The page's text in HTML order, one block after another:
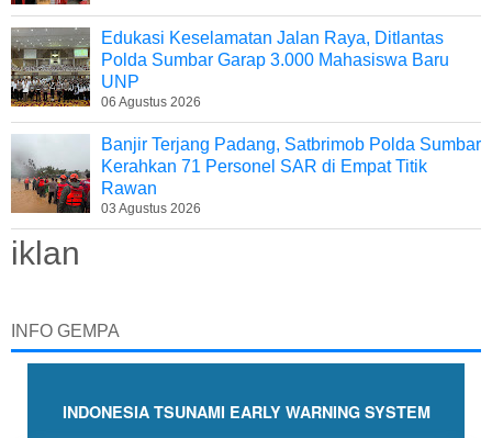
Edukasi Keselamatan Jalan Raya, Ditlantas
Polda Sumbar Garap 3.000 Mahasiswa Baru
UNP
06 Agustus 2026
Banjir Terjang Padang, Satbrimob Polda Sumbar
Kerahkan 71 Personel SAR di Empat Titik
Rawan
03 Agustus 2026
iklan
INFO GEMPA